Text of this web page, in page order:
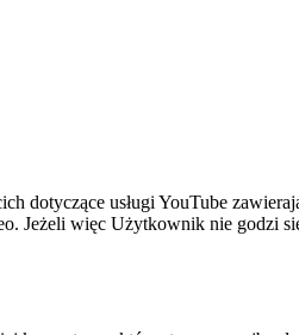
dotyczące usługi YouTube
Jeżeli więc Użytkownik nie godzi